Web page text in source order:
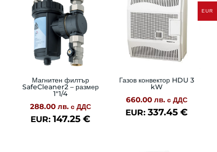
Магнитен филтър
SafeCleaner2 – размер
1″1/4
288.00 лв. с ДДС
EUR:147.25€
Газов конвектор HDU 3
kW
660.00 лв. с ДДС
EUR: 337.45 €
EUR